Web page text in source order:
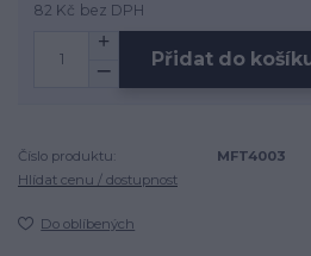
82 Kč bez DPH
Přidat do
Číslo produktu:
MFT4003
Hlídat cenu / dostupnost
Do oblíbených